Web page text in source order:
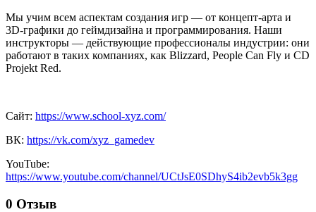
Мы учим всем аспектам создания игр — от концепт-арта и
3D-графики до геймдизайна и программирования. Наши
инструкторы — действующие профессионалы индустрии: они
работают в таких компаниях, как Blizzard, People Can Fly и CD
Projekt Red.
Сайт: https://www.school-xyz.com/
ВК: https://vk.com/xyz_gamedev
YouTube:
https://www.youtube.com/channel/UCtJsE0SDhyS4ib2evb5k3gg
0 Отзыв